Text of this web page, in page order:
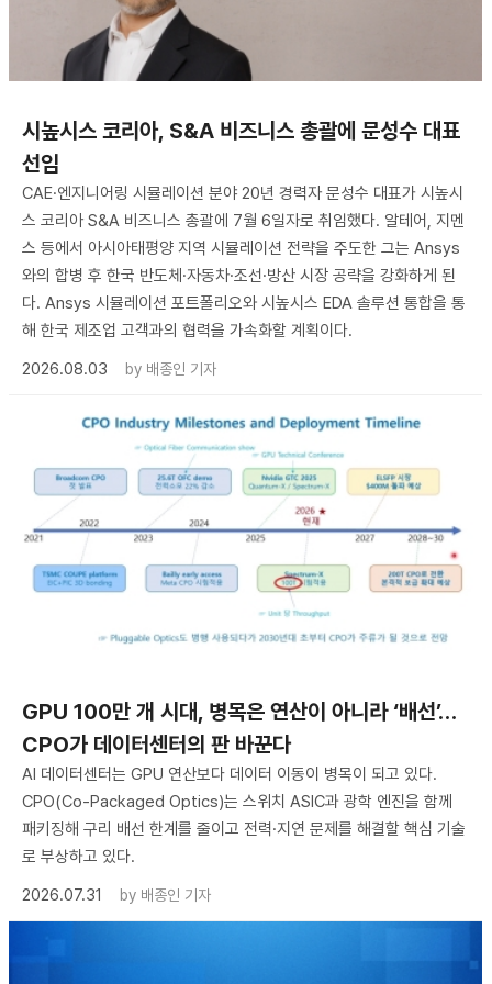
시높시스 코리아, S&A 비즈니스 총괄에 문성수 대표
선임
CAE·엔지니어링 시뮬레이션 분야 20년 경력자 문성수 대표가 시높시
스 코리아 S&A 비즈니스 총괄에 7월 6일자로 취임했다. 알테어, 지멘
스 등에서 아시아태평양 지역 시뮬레이션 전략을 주도한 그는 Ansys
와의 합병 후 한국 반도체·자동차·조선·방산 시장 공략을 강화하게 된
다. Ansys 시뮬레이션 포트폴리오와 시높시스 EDA 솔루션 통합을 통
해 한국 제조업 고객과의 협력을 가속화할 계획이다.
2026.08.03
by 배종인 기자
GPU 100만 개 시대, 병목은 연산이 아니라 ‘배선’…
CPO가 데이터센터의 판 바꾼다
AI 데이터센터는 GPU 연산보다 데이터 이동이 병목이 되고 있다.
CPO(Co-Packaged Optics)는 스위치 ASIC과 광학 엔진을 함께
패키징해 구리 배선 한계를 줄이고 전력·지연 문제를 해결할 핵심 기술
로 부상하고 있다.
2026.07.31
by 배종인 기자